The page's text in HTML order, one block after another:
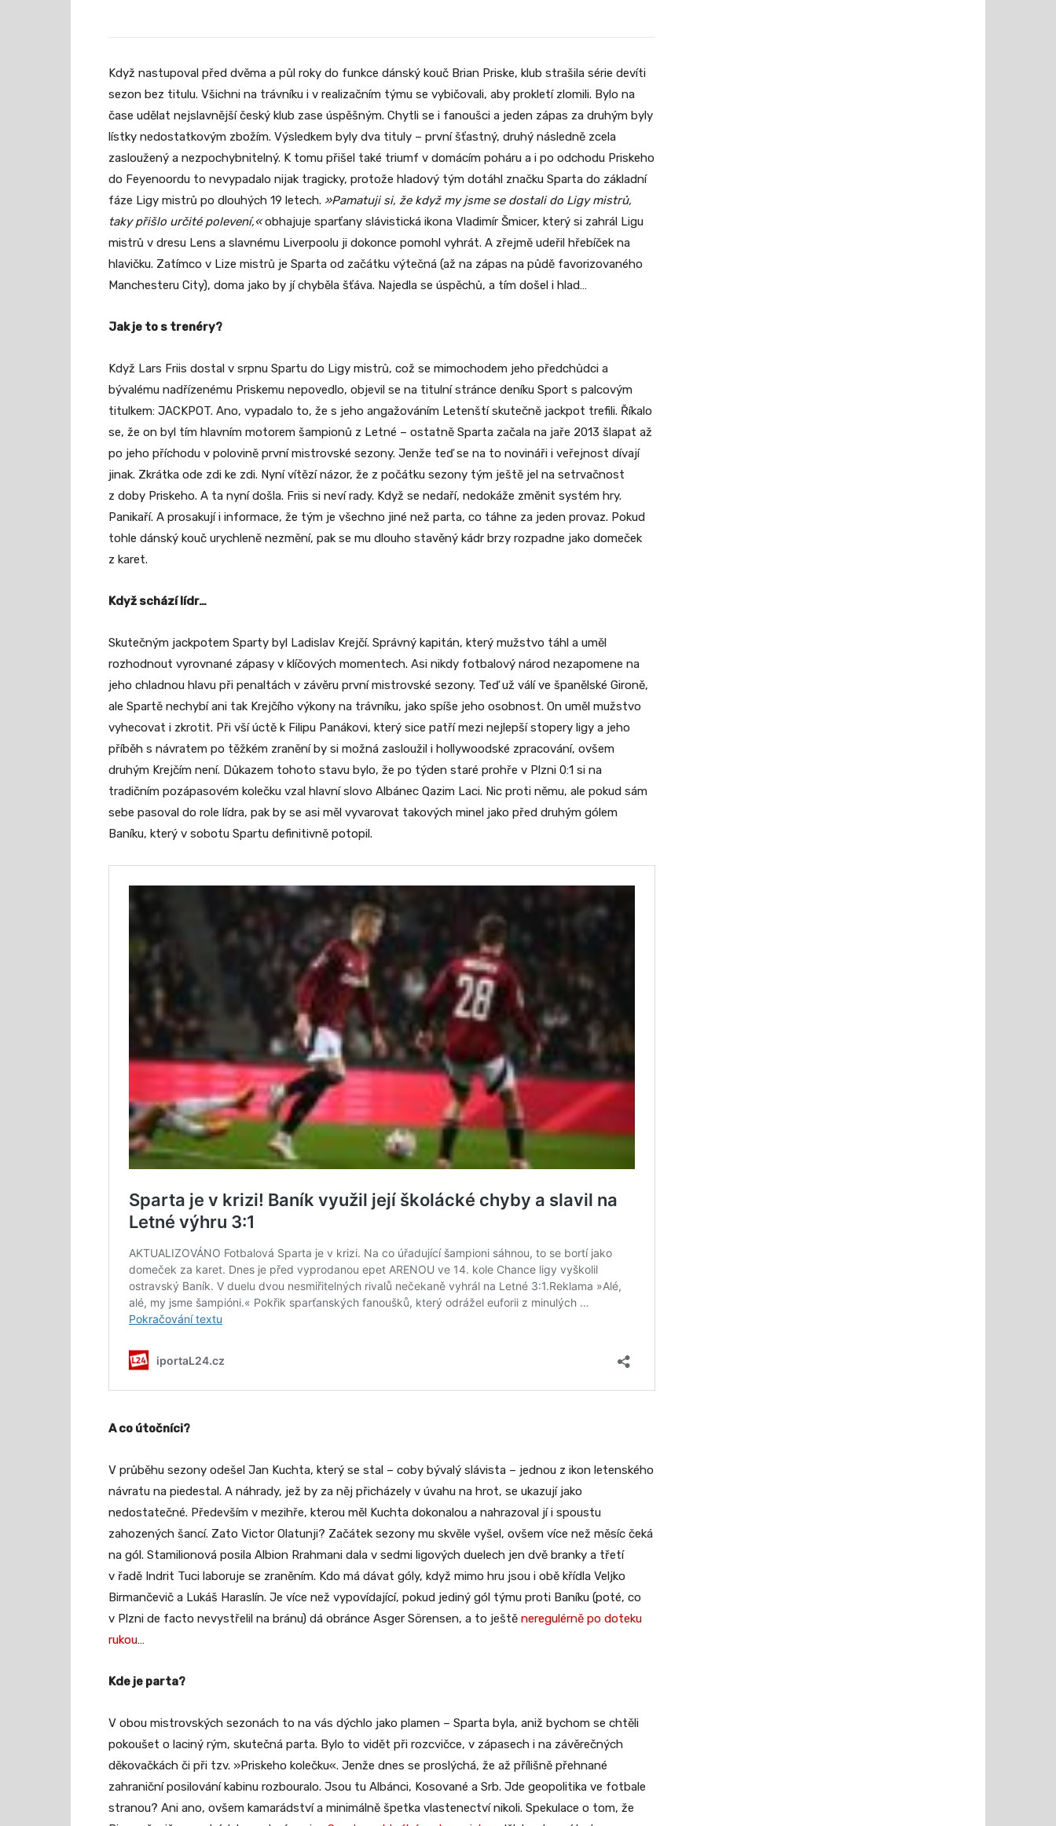
Když nastupoval před dvěma a půl roky do funkce dánský kouč Brian Priske, klub strašila série devíti
sezon bez titulu. Všichni na trávníku i v realizačním týmu se vybičovali, aby prokletí zlomili. Bylo na
čase udělat nejslavnější český klub zase úspěšným. Chytli se i fanoušci a jeden zápas za druhým byly
lístky nedostatkovým zbožím. Výsledkem byly dva tituly – první šťastný, druhý následně zcela
zasloužený a nezpochybnitelný. K tomu přišel také triumf v domácím poháru a i po odchodu Priskeho
do Feyenoordu to nevypadalo nijak tragicky, protože hladový tým dotáhl značku Sparta do základní
fáze Ligy mistrů po dlouhých 19 letech. »Pamatuji si, že když my jsme se dostali do Ligy mistrů,
taky přišlo určité polevení,«obhajuje sparťany slávistická ikona Vladimír Šmicer, který si zahrál Ligu
mistrů v dresu Lens a slavnému Liverpoolu ji dokonce pomohl vyhrát. A zřejmě udeřil hřebíček na
hlavičku. Zatímco v Lize mistrů je Sparta od začátku výtečná (až na zápas na půdě favorizovaného
Manchesteru City), doma jako by jí chyběla šťáva. Najedla se úspěchů, a tím došel i hlad…
Jak je to s trenéry?
Když Lars Friis dostal v srpnu Spartu do Ligy mistrů, což se mimochodem jeho předchůdci a
bývalému nadřízenému Priskemu nepovedlo, objevil se na titulní stránce deníku Sport s palcovým
titulkem: JACKPOT. Ano, vypadalo to, že s jeho angažováním Letenští skutečně jackpot trefili. Říkalo
se, že on byl tím hlavním motorem šampionů z Letné – ostatně Sparta začala na jaře 2013 šlapat až
po jeho příchodu v polovině první mistrovské sezony. Jenže teď se na to novináři i veřejnost dívají
jinak. Zkrátka ode zdi ke zdi. Nyní vítězí názor, že z počátku sezony tým ještě jel na setrvačnost
z doby Priskeho. A ta nyní došla. Friis si neví rady. Když se nedaří, nedokáže změnit systém hry.
Panikaří. A prosakují i informace, že tým je všechno jiné než parta, co táhne za jeden provaz. Pokud
tohle dánský kouč urychleně nezmění, pak se mu dlouho stavěný kádr brzy rozpadne jako domeček
z karet.
Když schází lídr…
Skutečným jackpotem Sparty byl Ladislav Krejčí. Správný kapitán, který mužstvo táhl a uměl
rozhodnout vyrovnané zápasy v klíčových momentech. Asi nikdy fotbalový národ nezapomene na
jeho chladnou hlavu při penaltách v závěru první mistrovské sezony. Teď už válí ve španělské Gironě,
ale Spartě nechybí ani tak Krejčího výkony na trávníku, jako spíše jeho osobnost. On uměl mužstvo
vyhecovat i zkrotit. Při vší úctě k Filipu Panákovi, který sice patří mezi nejlepší stopery ligy a jeho
příběh s návratem po těžkém zranění by si možná zasloužil i hollywoodské zpracování, ovšem
druhým Krejčím není. Důkazem tohoto stavu bylo, že po týden staré prohře v Plzni 0:1 si na
tradičním pozápasovém kolečku vzal hlavní slovo Albánec Qazim Laci. Nic proti němu, ale pokud sám
sebe pasoval do role lídra, pak by se asi měl vyvarovat takových minel jako před druhým gólem
Baníku, který v sobotu Spartu definitivně potopil.
A co útočníci?
V průběhu sezony odešel Jan Kuchta, který se stal – coby bývalý slávista – jednou z ikon letenského
návratu na piedestal. A náhrady, jež by za něj přicházely v úvahu na hrot, se ukazují jako
nedostatečné. Především v mezihře, kterou měl Kuchta dokonalou a nahrazoval jí i spoustu
zahozených šancí. Zato Victor Olatunji? Začátek sezony mu skvěle vyšel, ovšem více než měsíc čeká
na gól. Stamilionová posila Albion Rrahmani dala v sedmi ligových duelech jen dvě branky a třetí
v řadě Indrit Tuci laboruje se zraněním. Kdo má dávat góly, když mimo hru jsou i obě křídla Veljko
Birmančevič a Lukáš Haraslín. Je více než vypovídající, pokud jediný gól týmu proti Baníku (poté, co
v Plzni de facto nevystřelil na bránu) dá obránce Asger Sörensen, a to ještě neregulérně po doteku
rukou…
Kde je parta?
V obou mistrovských sezonách to na vás dýchlo jako plamen – Sparta byla, aniž bychom se chtěli
pokoušet o laciný rým, skutečná parta. Bylo to vidět při rozcvičce, v zápasech i na závěrečných
děkovačkách či při tzv. »Priskeho kolečku«. Jenže dnes se proslýchá, že až přílišně přehnané
zahraniční posilování kabinu rozbouralo. Jsou tu Albánci, Kosované a Srb. Jde geopolitika ve fotbale
stranou? Ani ano, ovšem kamarádství a minimálně špetka vlastenectví nikoli. Spekulace o tom, že